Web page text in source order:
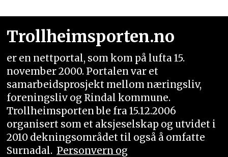
Trollheimsporten.no
er en nettportal, som kom på lufta 15.
november 2000. Portalen var et
samarbeidsprosjekt mellom næringsliv,
foreningsliv og Rindal kommune.
Trollheimsporten ble fra 15.12.2006
organisert som et aksjeselskap og utvidet i
2010 dekningsområdet til også å omfatte
Surnadal. Personvern og